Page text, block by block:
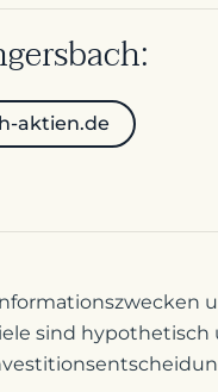
aktien.de
sind hypothetisch